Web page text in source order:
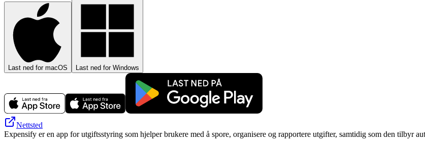
Last ned for macOS Last ned for Windows
Nettsted
Expensify er en app for utgiftsstyring som hjelper brukere med å spore, organisere og rapportere utgifter, samtidig som den tilbyr